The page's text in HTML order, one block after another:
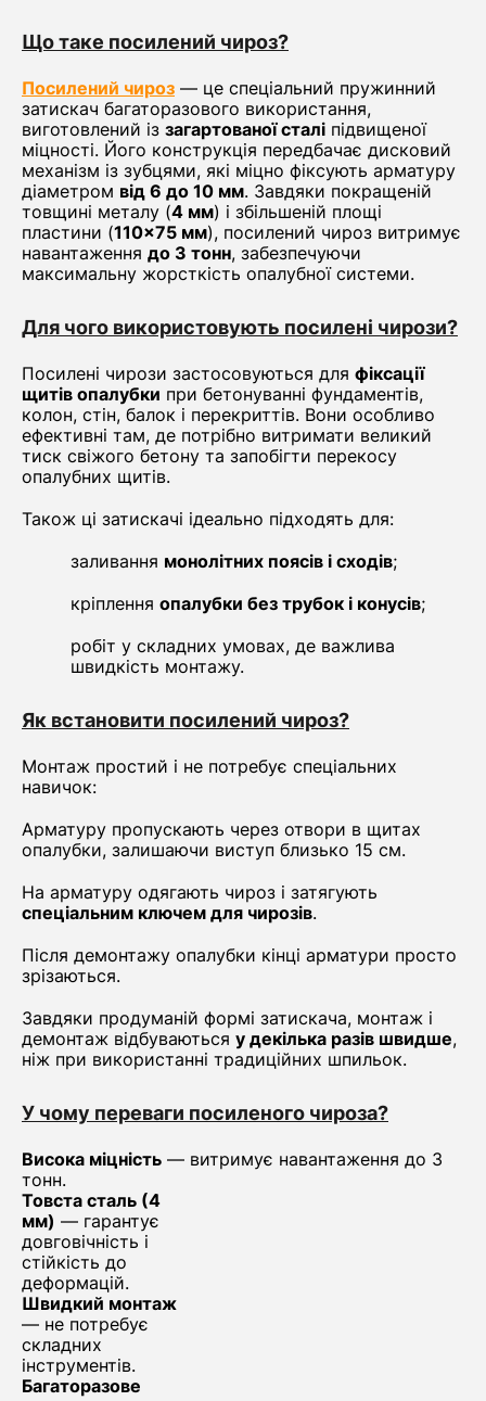
Що таке посилений чироз?
Посилений чироз — це спеціальний пружинний
затискач багаторазового використання,
виготовлений із загартованої сталі підвищеної
міцності. Його конструкція передбачає дисковий
механізм із зубцями, які міцно фіксують арматуру
діаметром від 6 до 10 мм. Завдяки покращеній
товщині металу (4 мм) і збільшеній площі
пластини (110×75 мм), посилений чироз витримує
навантаження до 3 тонн, забезпечуючи
максимальну жорсткість опалубної системи.
Для чого використовують посилені чирози?
Посилені чирози застосовуються для фіксації
щитів опалубки при бетонуванні фундаментів,
колон, стін, балок і перекриттів. Вони особливо
ефективні там, де потрібно витримати великий
тиск свіжого бетону та запобігти перекосу
опалубних щитів.
Також ці затискачі ідеально підходять для:
заливання монолітних поясів і сходів;
кріплення опалубки без трубок і конусів;
робіт у складних умовах, де важлива
швидкість монтажу.
Як встановити посилений чироз?
Монтаж простий і не потребує спеціальних
навичок:
Арматуру пропускають через отвори в щитах
опалубки, залишаючи виступ близько 15 см.
На арматуру одягають чироз і затягують
спеціальним ключем для чирозів.
Після демонтажу опалубки кінці арматури просто
зрізаються.
Завдяки продуманій формі затискача, монтаж і
демонтаж відбуваються у декілька разів швидше,
ніж при використанні традиційних шпильок.
У чому переваги посиленого чироза?
Висока міцність — витримує навантаження до 3
тонн.
Товста сталь (4
мм) — гарантує
довговічність і
стійкість до
деформацій.
Швидкий монтаж
— не потребує
складних
інструментів.
Багаторазове